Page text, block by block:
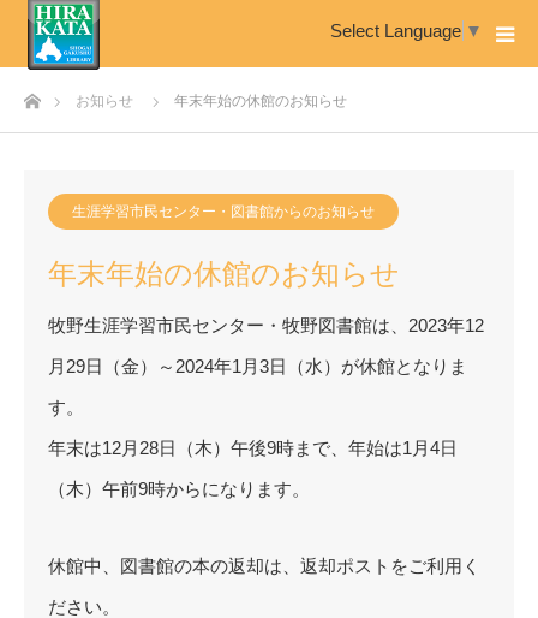
Select Language ▼
ホームお知らせ 年末年始の休館のお知らせ
生涯学習市民センター・図書館からのお知らせ
年末年始の休館のお知らせ
牧野生涯学習市民センター・牧野図書館は、2023年12
月29日（金）～2024年1月3日（水）が休館となりま
す。
年末は12月28日（木）午後9時まで、年始は1月4日
（木）午前9時からになります。
休館中、図書館の本の返却は、返却ポストをご利用く
ださい。